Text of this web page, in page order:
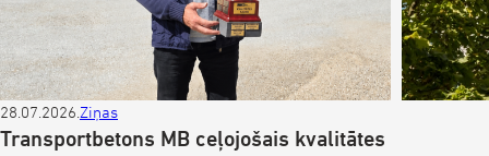
28.07.2026.Ziņas
Transportbetons MB ceļojošais kvalitātes